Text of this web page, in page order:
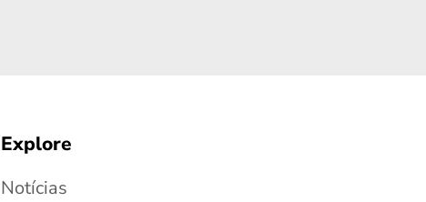
Explore
Notícias